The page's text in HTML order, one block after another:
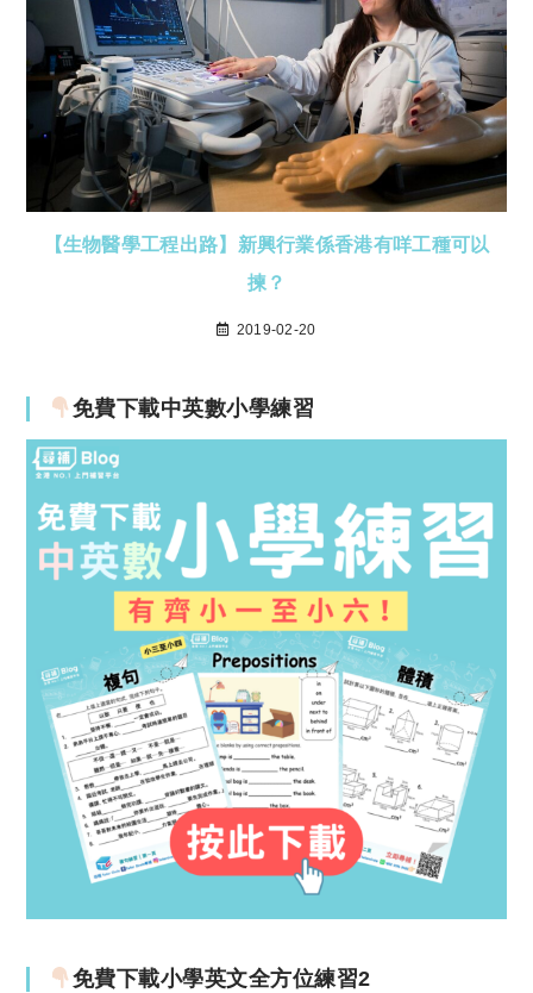
【生物醫學工程出路】新興行業係香港有咩工種可以
揀？
2019-02-20
免費下載中英數小學練習
免費下載小學英文全方位練習2